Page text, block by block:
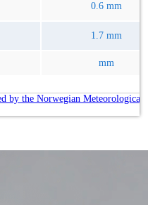
0.6 mm
1.7 mm
mm
by the Norwegian Meteorological